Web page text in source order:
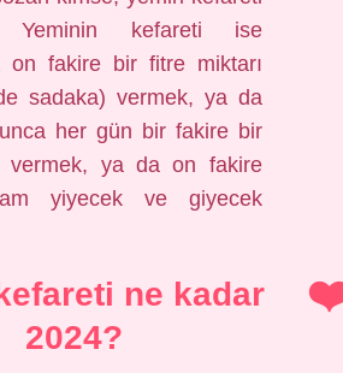
Yeminin kefareti ise
on fakire bir fitre miktarı
sadaka) vermek, ya da
her gün bir fakire bir
vermek, ya da on fakire
yiyecek ve giyecek
ne kadar
2024?